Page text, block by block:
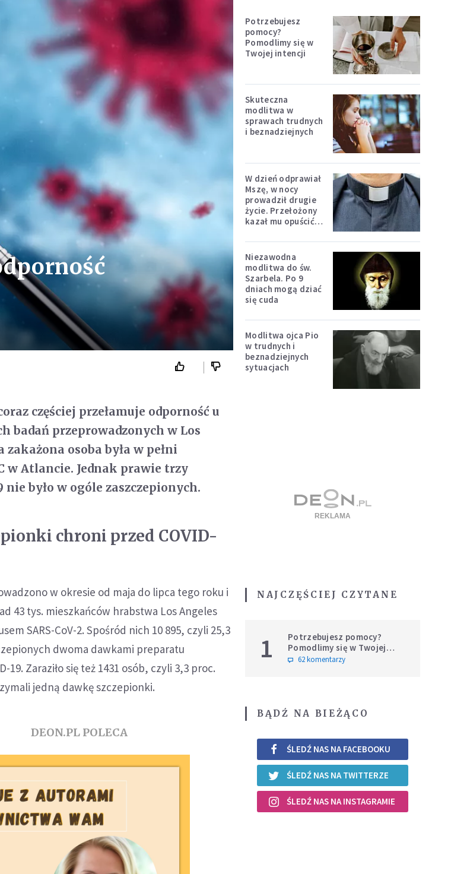
częściej przełamuje odporność u
badań przeprowadzonych w Los
osoba była w pełni
w Atlancie. Jednak prawie trzy
było w ogóle zaszczepionych.
chroni przed COVID-
w okresie od maja do lipca tego roku i
43 tys. mieszkańców hrabstwa Los Angeles
SARS-CoV-2. Spośród nich 10 895, czyli 25,3
dwoma dawkami preparatu
19. Zaraziło się też 1431 osób, czyli 3,3 proc.
jedną dawkę szczepionki.
DEON.PL POLECA
Potrzebujesz
pomocy?
Pomodlimy się w
Twojej intencji
Skuteczna
modlitwa w
sprawach trudnych
i beznadziejnych
W dzień odprawiał
Mszę, w nocy
prowadził drugie
życie. Przełożony
kazał mu opuścić
Niezawodna
modlitwa do św.
Szarbela. Po 9
dniach mogą dziać
się cuda
Modlitwa ojca Pio
w trudnych i
beznadziejnych
sytuacjach
NAJCZĘŚCIEJ CZYTANE
1
Potrzebujesz pomocy?
Pomodlimy się w Twojej
intencji
62 komentarzy
BĄDŹ NA BIEŻĄCO
ŚLEDŹ NAS NA FACEBOOKU
ŚLEDŹ NAS NA TWITTERZE
ŚLEDŹ NAS NA INSTAGRAMIE